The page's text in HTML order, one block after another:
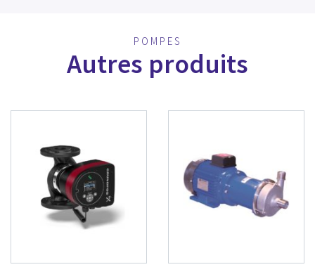
POMPES
Autres produits